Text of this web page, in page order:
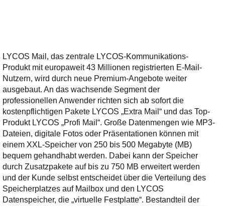
LYCOS Mail, das zentrale LYCOS-Kommunikations-
Produkt mit europaweit 43 Millionen registrierten E-Mail-
Nutzern, wird durch neue Premium-Angebote weiter
ausgebaut. An das wachsende Segment der
professionellen Anwender richten sich ab sofort die
kostenpflichtigen Pakete LYCOS „Extra Mail“ und das Top-
Produkt LYCOS „Profi Mail“. Große Datenmengen wie MP3-
Dateien, digitale Fotos oder Präsentationen können mit
einem XXL-Speicher von 250 bis 500 Megabyte (MB)
bequem gehandhabt werden. Dabei kann der Speicher
durch Zusatzpakete auf bis zu 750 MB erweitert werden
und der Kunde selbst entscheidet über die Verteilung des
Speicherplatzes auf Mailbox und den LYCOS
Datenspeicher, die „virtuelle Festplatte“. Bestandteil der
bereithält!
Wie z.B. Outlook,
GMail, Thunderbird
oder auch
KuNoMail, usw.
Ihre E-Mail
Adresse:
E-Mail
E-Mail bestätigen